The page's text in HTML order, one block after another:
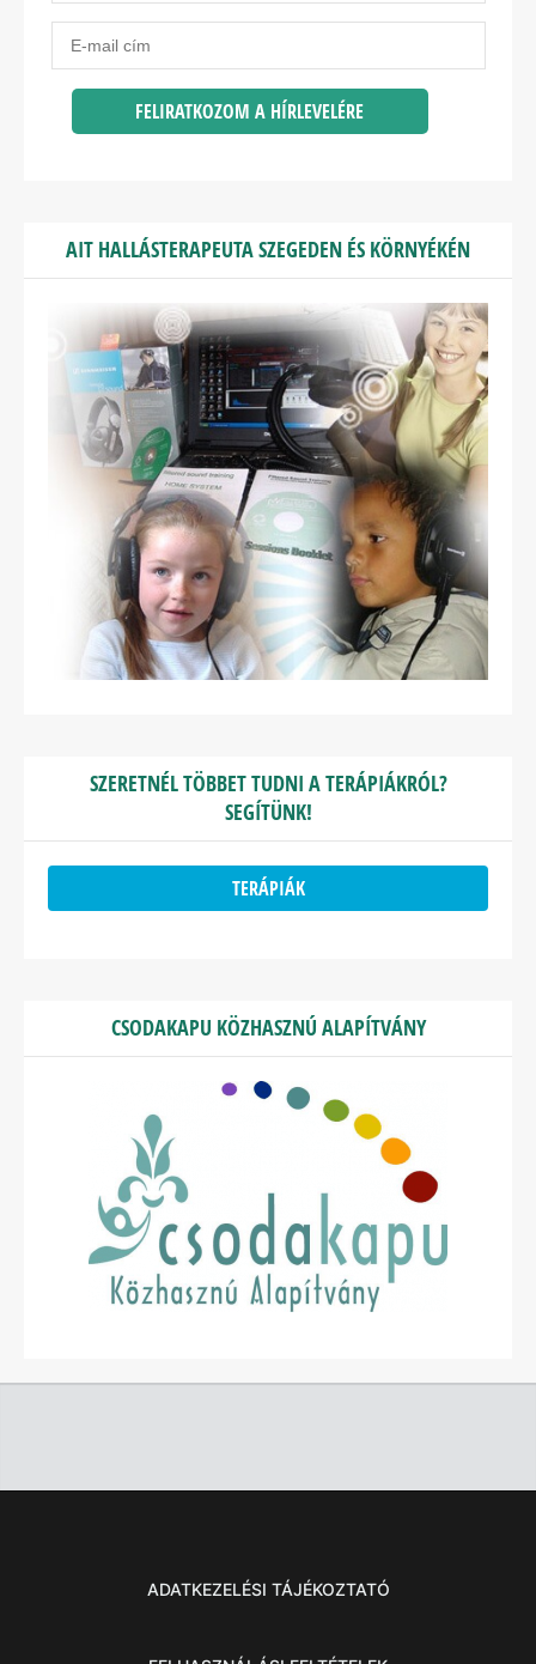
AIT HALLÁSTERAPEUTA SZEGEDEN ÉS KÖRNYÉKÉN
SZERETNÉL TÖBBET TUDNI A TERÁPIÁKRÓL?
SEGÍTÜNK!
TERÁPIÁK
CSODAKAPU KÖZHASZNÚ ALAPÍTVÁNY
ADATKEZELÉSI TÁJÉKOZTATÓ